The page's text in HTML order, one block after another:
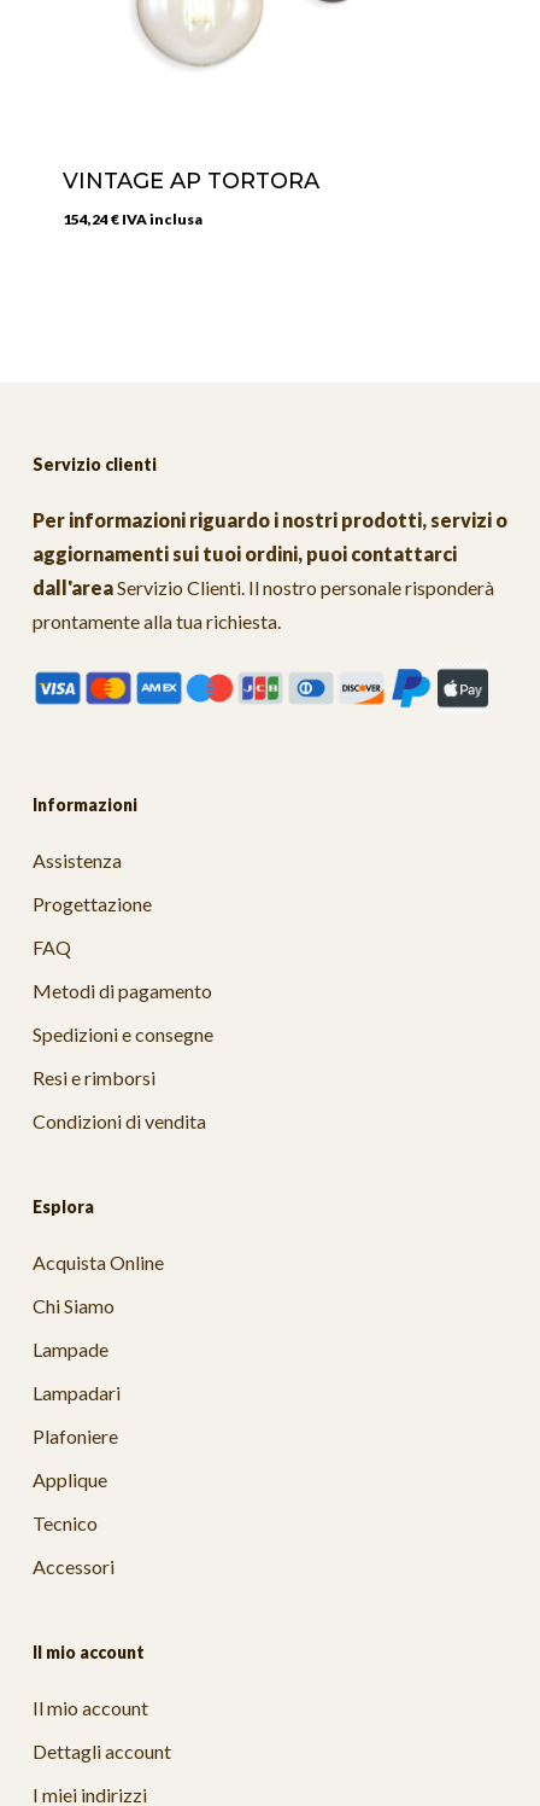
VINTAGE AP TORTORA
154,24€ IVA inclusa
Servizio clienti
Per informazioni riguardo i nostri prodotti, servizi o
aggiornamenti sui tuoi ordini, puoi contattarci
dall'areaServizio Clienti. Il nostro personale risponderà
prontamente alla tua richiesta.
Informazioni
Assistenza
Progettazione
FAQ
Metodi di pagamento
Spedizioni e consegne
Resi e rimborsi
Condizioni di vendita
Esplora
Acquista Online
Chi Siamo
Lampade
Lampadari
Plafoniere
Applique
Tecnico
Accessori
Il mio account
Il mio account
Dettagli account
I miei indirizzi